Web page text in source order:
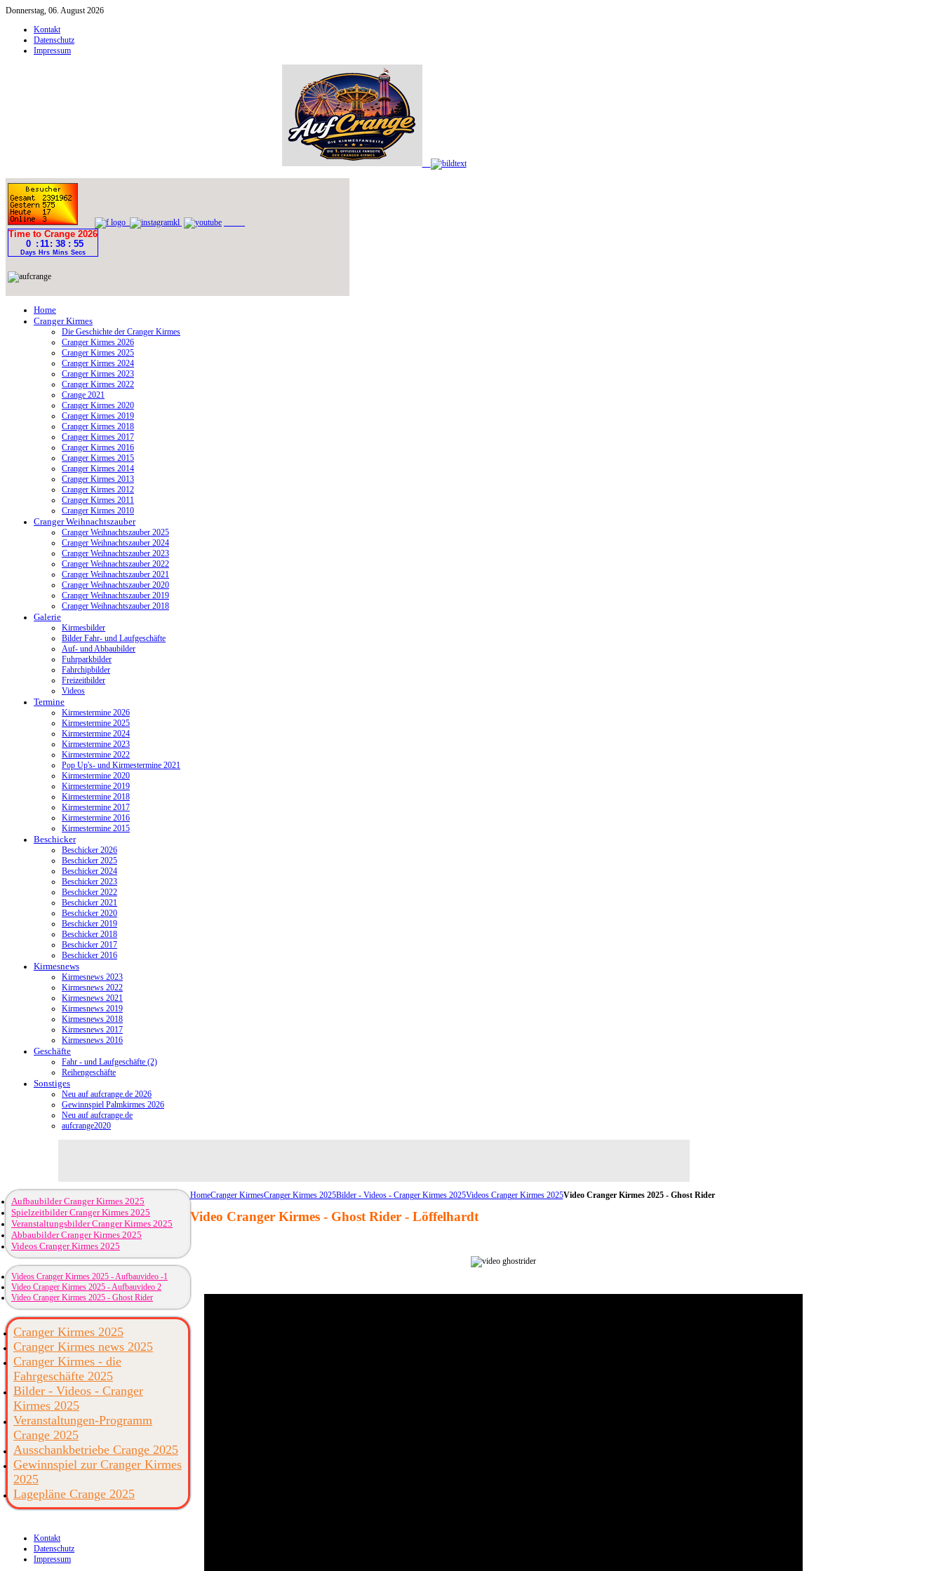
Donnerstag, 06. August 2026
Kontakt
Datenschutz
Impressum
Home
Cranger Kirmes
Die Geschichte der Cranger Kirmes
Cranger Kirmes 2026
Cranger Kirmes 2025
Cranger Kirmes 2024
Cranger Kirmes 2023
Cranger Kirmes 2022
Crange 2021
Cranger Kirmes 2020
Cranger Kirmes 2019
Cranger Kirmes 2018
Cranger Kirmes 2017
Cranger Kirmes 2016
Cranger Kirmes 2015
Cranger Kirmes 2014
Cranger Kirmes 2013
Cranger Kirmes 2012
Cranger Kirmes 2011
Cranger Kirmes 2010
Cranger Weihnachtszauber
Cranger Weihnachtszauber 2025
Cranger Weihnachtszauber 2024
Cranger Weihnachtszauber 2023
Cranger Weihnachtszauber 2022
Cranger Weihnachtszauber 2021
Cranger Weihnachtszauber 2020
Cranger Weihnachtszauber 2019
Cranger Weihnachtszauber 2018
Galerie
Kirmesbilder
Bilder Fahr- und Laufgeschäfte
Auf- und Abbaubilder
Fuhrparkbilder
Fahrchipbilder
Freizeitbilder
Videos
Termine
Kirmestermine 2026
Kirmestermine 2025
Kirmestermine 2024
Kirmestermine 2023
Kirmestermine 2022
Pop Up's- und Kirmestermine 2021
Kirmestermine 2020
Kirmestermine 2019
Kirmestermine 2018
Kirmestermine 2017
Kirmestermine 2016
Kirmestermine 2015
Beschicker
Beschicker 2026
Beschicker 2025
Beschicker 2024
Beschicker 2023
Beschicker 2022
Beschicker 2021
Beschicker 2020
Beschicker 2019
Beschicker 2018
Beschicker 2017
Beschicker 2016
Kirmesnews
Kirmesnews 2023
Kirmesnews 2022
Kirmesnews 2021
Kirmesnews 2019
Kirmesnews 2018
Kirmesnews 2017
Kirmesnews 2016
Geschäfte
Fahr - und Laufgeschäfte (2)
Reihengeschäfte
Sonstiges
Neu auf aufcrange.de 2026
Gewinnspiel Palmkirmes 2026
Neu auf aufcrange.de
aufcrange2020
HomeCranger KirmesCranger Kirmes 2025Bilder - Videos - Cranger Kirmes 2025Videos Cranger Kirmes 2025Video Cranger Kirmes 2025 - Ghost Rider
Video Cranger Kirmes - Ghost Rider - Löffelhardt
Aufbaubilder Cranger Kirmes 2025
Spielzeitbilder Cranger Kirmes 2025
Veranstaltungsbilder Cranger Kirmes 2025
Abbaubilder Cranger Kirmes 2025
Videos Cranger Kirmes 2025
Videos Cranger Kirmes 2025 - Aufbauvideo -1
Video Cranger Kirmes 2025 - Aufbauvideo 2
Video Cranger Kirmes 2025 - Ghost Rider
Cranger Kirmes 2025
Cranger Kirmes news 2025
Cranger Kirmes - die
Fahrgeschäfte 2025
Bilder - Videos - Cranger
Kirmes 2025
Veranstaltungen-Programm
Crange 2025
Ausschankbetriebe Crange 2025
Gewinnspiel zur Cranger Kirmes
2025
Lagepläne Crange 2025
Kontakt
Datenschutz
Impressum